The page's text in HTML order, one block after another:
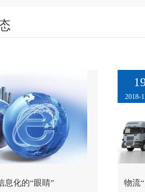
息化的“眼睛” 物流
2018-